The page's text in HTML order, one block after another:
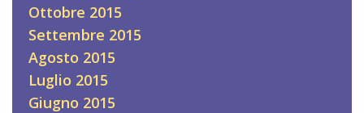
Ottobre 2015
Settembre 2015
Agosto 2015
Luglio 2015
Giugno 2015